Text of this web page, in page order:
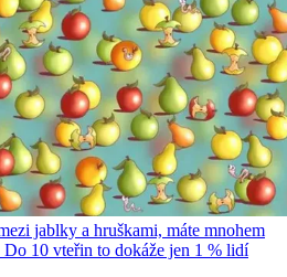
jablky a hruškami, máte mnohem
10 vteřin to dokáže jen 1 % lidí